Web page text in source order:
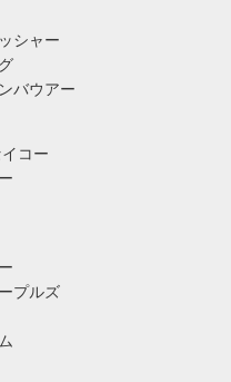
シャー
バウアー
イコー
プルズ